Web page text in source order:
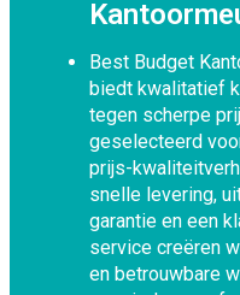
Best Budget
biedt kwalitatief
tegen scherpe
geselecteerd
prijs-
snelle levering,
garantie en een
service creëren
en betrouwbare